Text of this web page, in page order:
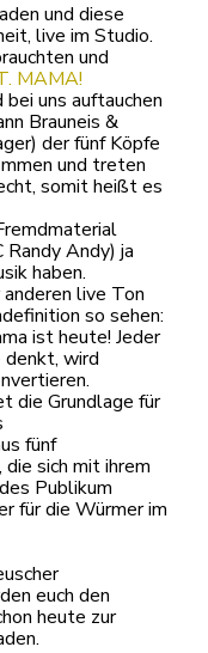
und diese
live im Studio.
und
MAMA!
uns auftauchen
Brauneis &
der fünf Köpfe
und treten
somit heißt es
Randy Andy) ja
haben.
live Ton
so sehen:
ist heute! Jeder
denkt, wird
die Grundlage für
fünf
die sich mit ihrem
Publikum
für die Würmer im
euch den
heute zur